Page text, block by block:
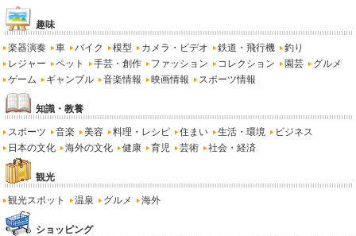
趣味
楽器演奏 車 バイク 模型 カメラ・ビデオ 鉄道・飛行機
釣り
レジャー
ペット 手芸・創作 ファッション コレクション 園芸
グルメ
ゲーム
ギャンブル 音楽情報 映画情報 スポーツ情報
知識・教養
スポーツ 音楽 美容 料理・レシピ 住まい 生活・環境
ビジネス
日本の文化
海外の文化 健康 育児 芸術 社会・経済
観光
観光スポット 温泉 グルメ 海外
ショッピング